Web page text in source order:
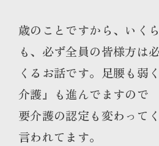
歳のことですから、いく
も、必ず全員の皆様方は
くるお話です。足腰も弱
介護』も進んでますので
要介護の認定も変わって
言われてます。